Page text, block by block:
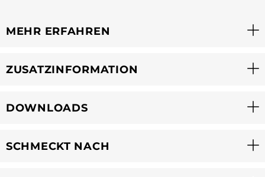
MEHR ERFAHREN
ZUSATZINFORMATION
DOWNLOADS
SCHMECKT NACH